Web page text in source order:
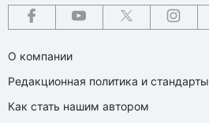
О компании
Редакционная политика и стандарты
Как стать нашим автором